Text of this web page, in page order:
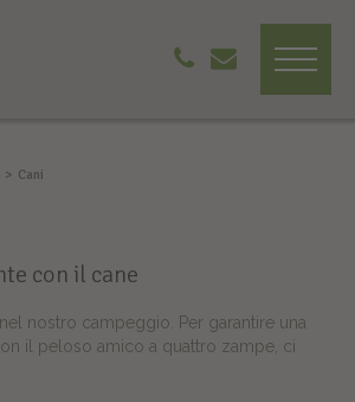
Cani
con il cane
nostro campeggio. Per garantire una
il peloso amico a quattro zampe, ci